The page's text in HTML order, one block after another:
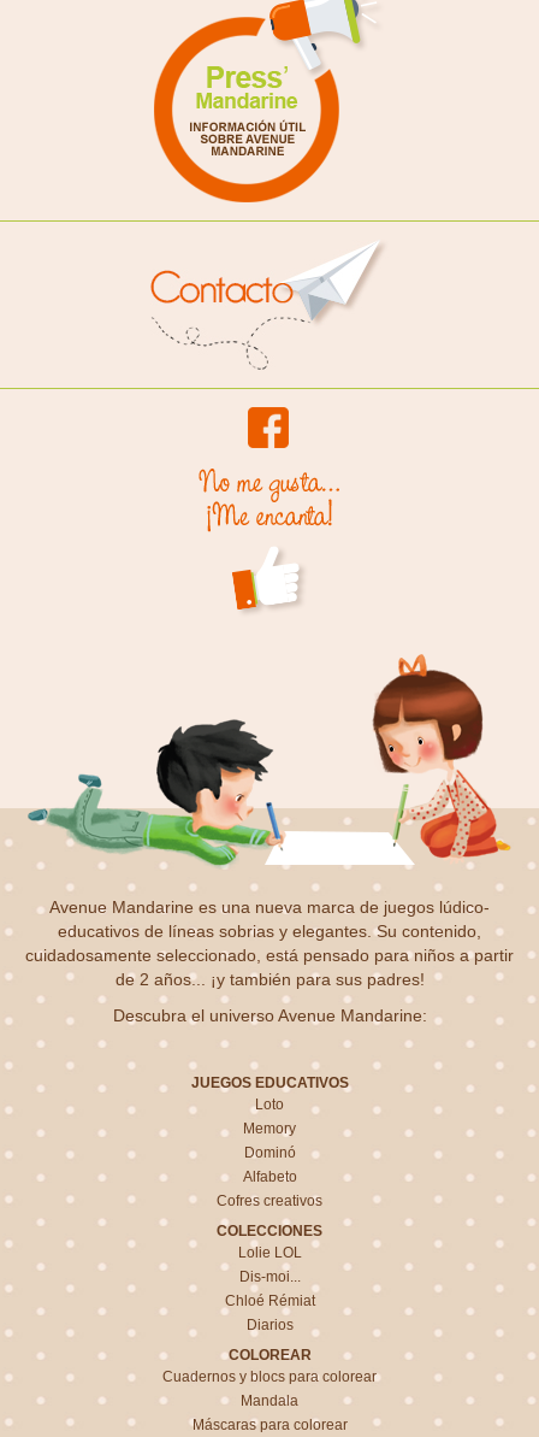
Avenue Mandarine es una nueva marca de juegos lúdico-
educativos de líneas sobrias y elegantes. Su contenido,
cuidadosamente seleccionado, está pensado para niños a partir
de 2 años... ¡y también para sus padres!
Descubra el universo Avenue Mandarine:
JUEGOS EDUCATIVOS
Loto
Memory
Dominó
Alfabeto
Cofres creativos
COLECCIONES
Lolie LOL
Dis-moi...
Chloé Rémiat
Diarios
COLOREAR
Cuadernos y blocs para colorear
Mandala
Máscaras para colorear